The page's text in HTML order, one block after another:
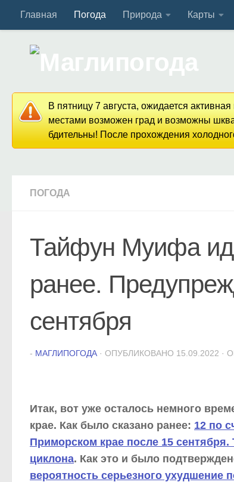
Перейти к содержимому
Главная Погода Природа Карты
В пятницу 7 августа, ожидается
местами возможен град и возможны
бдительны! После прохождения
ПОГОДА
Тайфун Муифа
ранее.
сентября
- МАГЛИПОГОДА · ОПУБЛИКОВАНО 15.09.2022 ·
Итак, вот уже осталось немного
крае. Как было сказано ранее: 12 по
Приморском крае после 15
циклона. Как это и было
вероятность серьезного ухудшение